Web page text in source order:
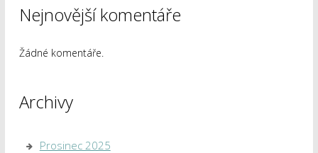
Nejnovější komentáře
Žádné komentáře.
Archivy
Prosinec 2025